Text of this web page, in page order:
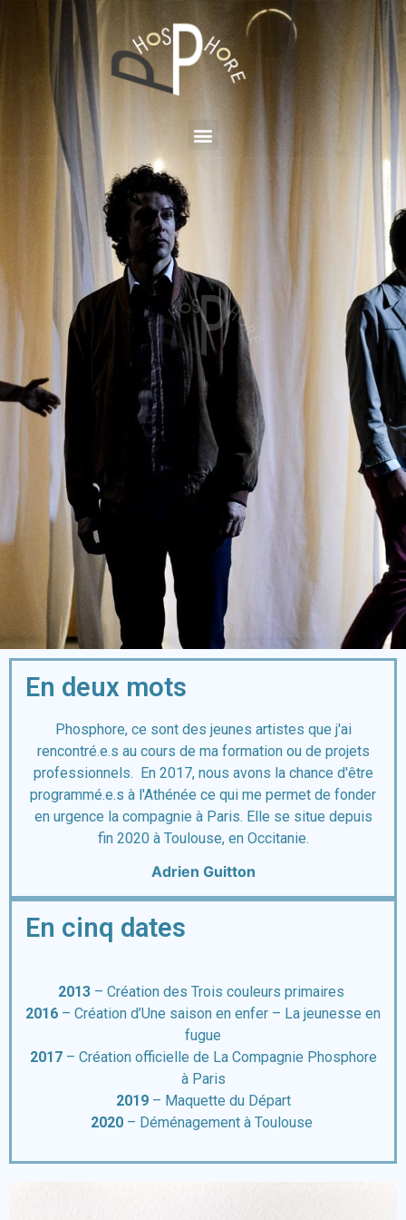
En deux mots
Phosphore, ce sont des jeunes artistes que j'ai
rencontré.e.s au cours de ma formation ou de projets
professionnels. En 2017, nous avons la chance d'être
programmé.e.s à l'Athénée ce qui me permet de fonder
en urgence la compagnie à Paris. Elle se situe depuis
fin 2020 à Toulouse, en Occitanie.
Adrien Guitton
En cinq dates
2013 – Création des Trois couleurs primaires
2016 – Création d’Une saison en enfer – La jeunesse en
fugue
2017– Création officielle de La Compagnie Phosphore
à Paris
2019– Maquette du Départ
2020– Déménagement à Toulouse